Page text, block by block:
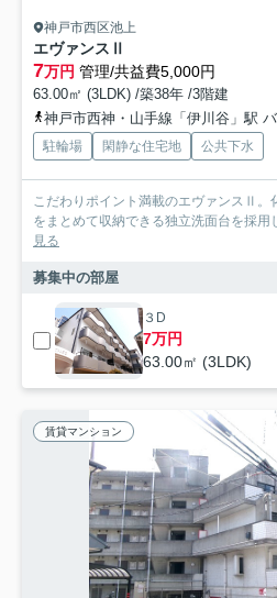
神戸市西区池上
エヴァンスⅡ
7万円 管理/共益費5,000円
63.00㎡ (3LDK) /築38年 /3階建
神戸市西神・山手線「伊川谷」駅 バ
駐輪場 閑静な住宅地 公共下水
こだわりポイント満載のエヴァンスⅡ。
をまとめて収納できる独立洗面台を採用
見る
募集中の部屋
３D
7万円
63.00㎡ (3LDK)
賃貸マンション